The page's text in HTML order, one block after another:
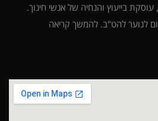
בייעוץ והנחיה של אנשי חינוך.
לנוער להט"ב. להמשך קריאה